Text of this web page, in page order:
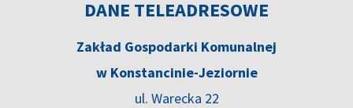
DANE TELEADRESOWE
Zakład Gospodarki Komunalnej
w Konstancinie-Jeziornie
ul. Warecka 22